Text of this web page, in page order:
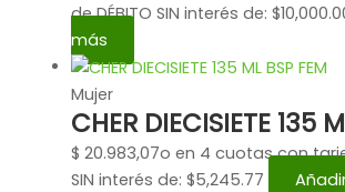
de DÉBITO SIN interés de:
más
Mujer
CHER DIECISIETE 135
$ 20.983,07o en 4 cuotas con
SIN interés de: $5,245.77